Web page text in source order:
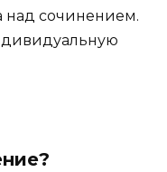
над сочинением.